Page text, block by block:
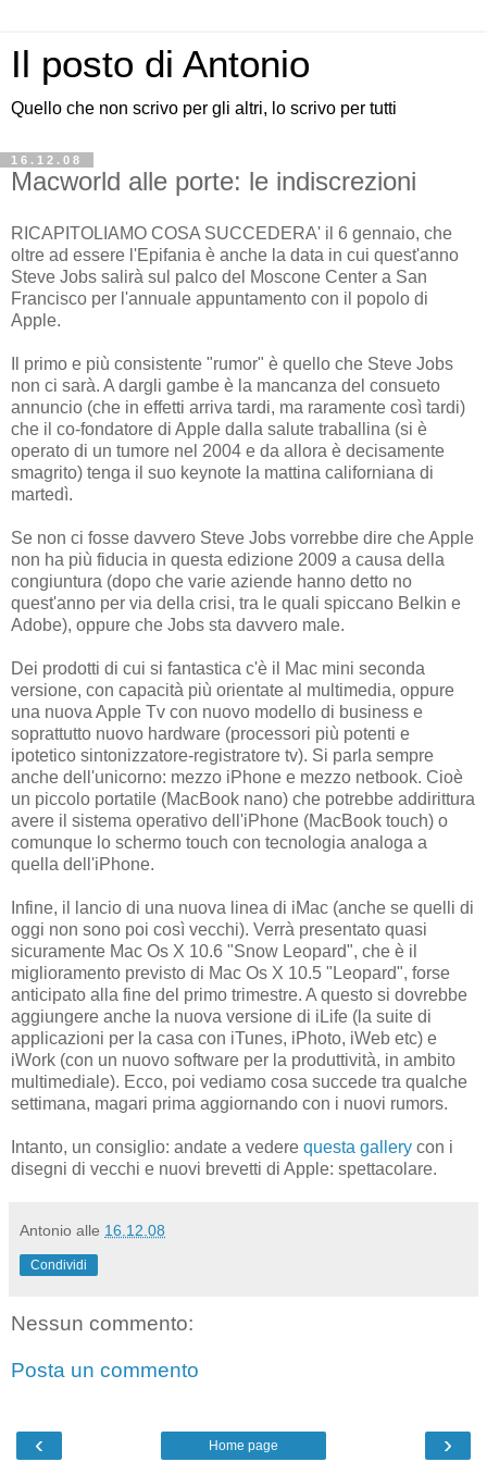
Il posto di Antonio
Quello che non scrivo per gli altri, lo scrivo per tutti
16.12.08
Macworld alle porte: le indiscrezioni
RICAPITOLIAMO COSA SUCCEDERA' il 6 gennaio, che
oltre ad essere l'Epifania è anche la data in cui quest'anno
Steve Jobs salirà sul palco del Moscone Center a San
Francisco per l'annuale appuntamento con il popolo di
Apple.
Il primo e più consistente "rumor" è quello che Steve Jobs
non ci sarà. A dargli gambe è la mancanza del consueto
annuncio (che in effetti arriva tardi, ma raramente così tardi)
che il co-fondatore di Apple dalla salute traballina (si è
operato di un tumore nel 2004 e da allora è decisamente
smagrito) tenga il suo keynote la mattina californiana di
martedì.
Se non ci fosse davvero Steve Jobs vorrebbe dire che Apple
non ha più fiducia in questa edizione 2009 a causa della
congiuntura (dopo che varie aziende hanno detto no
quest'anno per via della crisi, tra le quali spiccano Belkin e
Adobe), oppure che Jobs sta davvero male.
Dei prodotti di cui si fantastica c'è il Mac mini seconda
versione, con capacità più orientate al multimedia, oppure
una nuova Apple Tv con nuovo modello di business e
soprattutto nuovo hardware (processori più potenti e
ipotetico sintonizzatore-registratore tv). Si parla sempre
anche dell'unicorno: mezzo iPhone e mezzo netbook. Cioè
un piccolo portatile (MacBook nano) che potrebbe addirittura
avere il sistema operativo dell'iPhone (MacBook touch) o
comunque lo schermo touch con tecnologia analoga a
quella dell'iPhone.
Infine, il lancio di una nuova linea di iMac (anche se quelli di
oggi non sono poi così vecchi). Verrà presentato quasi
sicuramente Mac Os X 10.6 "Snow Leopard", che è il
miglioramento previsto di Mac Os X 10.5 "Leopard", forse
anticipato alla fine del primo trimestre. A questo si dovrebbe
aggiungere anche la nuova versione di iLife (la suite di
applicazioni per la casa con iTunes, iPhoto, iWeb etc) e
iWork (con un nuovo software per la produttività, in ambito
multimediale). Ecco, poi vediamo cosa succede tra qualche
settimana, magari prima aggiornando con i nuovi rumors.
Intanto, un consiglio: andate a vedere questa gallery con i
disegni di vecchi e nuovi brevetti di Apple: spettacolare.
Antonio alle 16.12.08
Condividi
Nessun commento:
Posta un commento
‹ ›
Home page